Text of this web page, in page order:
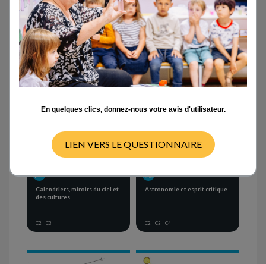
Activités en classe
- ANY - CYCLE 1 CYCLE 2 CYCLE 3 CYCLE 4
Calendriers, miroirs du ciel et
des cultures
C2 C3
Astronomie et esprit critique
C2 C3 C4
En quelques clics, donnez-nous votre avis d'utilisateur.
LIEN VERS LE QUESTIONNAIRE